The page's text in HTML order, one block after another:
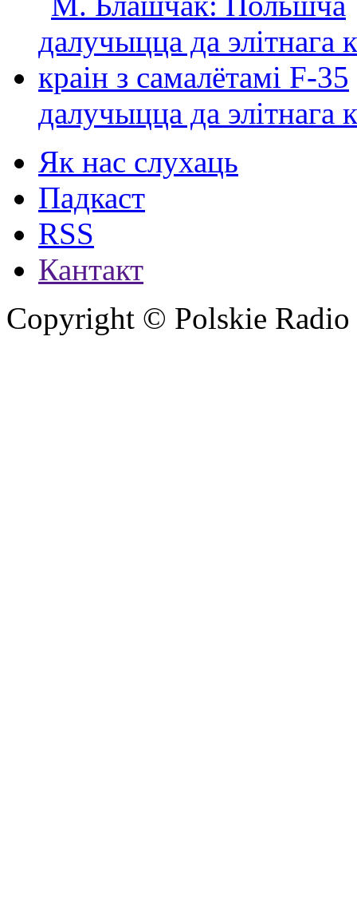
далучыцца да элітнага
Як нас слухаць
Падкаст
RSS
Кантакт
Copyright © Polskie